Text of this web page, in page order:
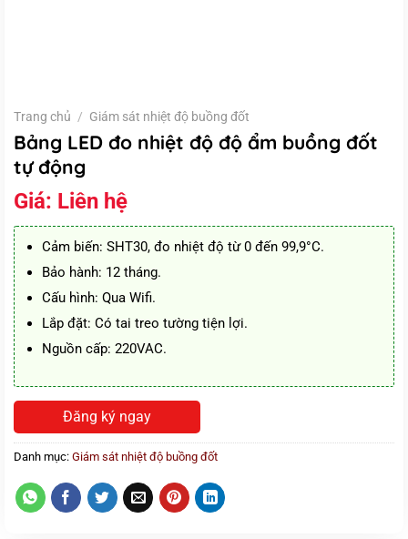
Trang chủ / Giám sát nhiệt độ buồng đốt
Bảng LED đo nhiệt độ độ ẩm buồng đốt
tự động
Giá: Liên hệ
Cảm biến: SHT30, đo nhiệt độ từ 0 đến 99,9°C.
Bảo hành: 12 tháng.
Cấu hình: Qua Wifi.
Lắp đặt: Có tai treo tường tiện lợi.
Nguồn cấp: 220VAC.
Đăng ký ngay
Danh mục: Giám sát nhiệt độ buồng đốt